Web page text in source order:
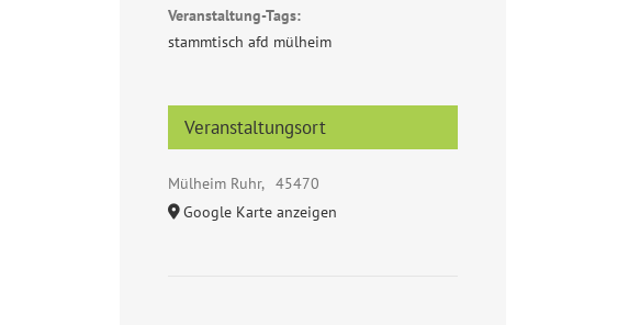
Veranstaltung-Tags:
stammtisch afd mülheim
Veranstaltungsort
Mülheim Ruhr, 45470
Google Karte anzeigen